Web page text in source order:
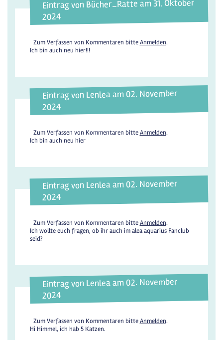
Eintrag von Bücher_Ratte am 31. Oktober
2024
Zum Verfassen von Kommentaren bitteAnmelden.
Ich bin auch neu hier!!!
Eintrag von Lenlea am 02. November
2024
Zum Verfassen von Kommentaren bitteAnmelden.
Ich bin auch neu hier
Eintrag von Lenlea am 02. November
2024
Zum Verfassen von Kommentaren bitteAnmelden.
Ich wollte euch fragen, ob ihr auch im alea aquarius Fanclub
seid?
Eintrag von Lenlea am 02. November
2024
Zum Verfassen von Kommentaren bitteAnmelden.
Hi Himmel, ich hab 5 Katzen.